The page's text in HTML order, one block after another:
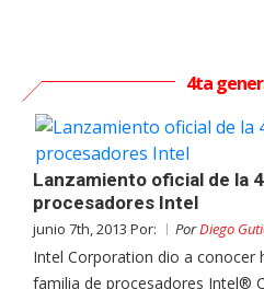
4ta
Lanzamiento oficial de la
procesadores Intel
junio 7th, 2013 Por: PorDiego
Intel Corporation dio a conocer
familia de procesadores Intel®